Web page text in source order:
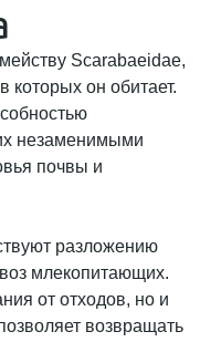
Scarabaeidae,
которых он обитает.
незаменимыми
почвы и
разложению
млекопитающих.
от отходов, но и
возвращать